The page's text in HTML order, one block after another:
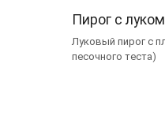
Пирог с
Луковый пирог с
песочного теста)